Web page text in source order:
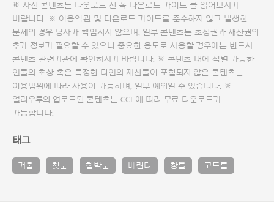
※ 사진 콘텐츠는 다운로드 전 꼭 다운로드 가이드 를 읽어보시기
바랍니다. ※ 이용약관 및 다운로드 가이드를 준수하지 않고 발생한
문제의 경우 당사가 책임지지 않으며, 일부 콘텐츠는 초상권과 재산권의
추가 정보가 필요할 수 있으니 중요한 용도로 사용할 경우에는 반드시
콘텐츠 관련기관에 확인하시기 바랍니다. ※ 콘텐츠 내에 식별 가능한
인물의 초상 혹은 특정한 타인의 재산물이 포함되지 않은 콘텐츠는
이용범위에 따라 사용이 가능하며, 일부 예외일 수 있습니다. ※
얼라우투의 업로드된 콘텐츠는 CCL에 따라 무료 다운로드가
가능합니다.
태그
겨울 첫눈 함박눈 베란다 창틀 고드름